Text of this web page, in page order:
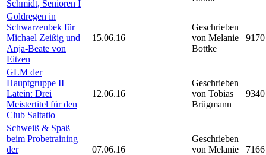
Schmidt, Senioren I
Goldregen in
Schwarzenbek für
Michael Zeißig und
Anja-Beate von
Eitzen
15.06.16
Geschrieben
von Melanie
Bottke
9170
GLM der
Hauptgruppe II
Latein: Drei
Meistertitel für den
Club Saltatio
12.06.16
Geschrieben
von Tobias
Brügmann
9340
Schweiß & Spaß
beim Probetraining
der
07.06.16
Geschrieben
von Melanie
7166